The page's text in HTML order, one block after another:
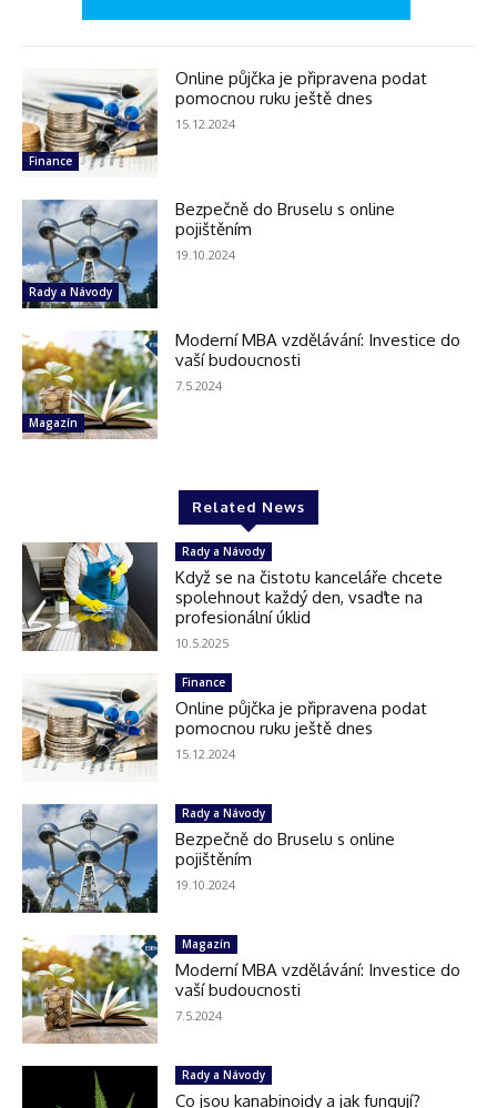
Finance
Online půjčka je připravena podat
pomocnou ruku ještě dnes
15.12.2024
Rady a Návody
Bezpečně do Bruselu s online
pojištěním
19.10.2024
Magazín
Moderní MBA vzdělávání: Investice do
vaší budoucnosti
7.5.2024
Related News
Rady a Návody
Když se na čistotu kanceláře chcete
spolehnout každý den, vsaďte na
profesionální úklid
10.5.2025
Finance
Online půjčka je připravena podat
pomocnou ruku ještě dnes
15.12.2024
Rady a Návody
Bezpečně do Bruselu s online
pojištěním
19.10.2024
Magazín
Moderní MBA vzdělávání: Investice do
vaší budoucnosti
7.5.2024
Rady a Návody
Co jsou kanabinoidy a jak fungují?